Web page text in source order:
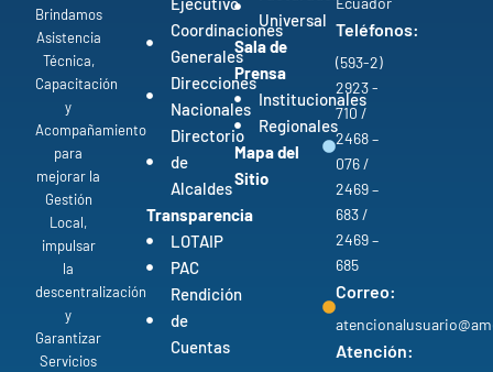
Brindamos
Asistencia
Técnica,
Capacitación
y
Acompañamiento
para
mejorar la
Gestión
Local,
impulsar
la
descentralización
y
Garantizar
Servicios
Coordinaciones
Generales
Direcciones
Nacionales
Directorio
de
Alcaldes
Transparencia
LOTAIP
PAC
Rendición
de
Cuentas
Universal
Sala de
Prensa
Institucionales
Regionales
Mapa del
Sitio
Teléfonos:
(593-2)
2923 -
710 /
2468 –
076 /
2469 –
683 /
2469 –
685
Correo:
Atención: